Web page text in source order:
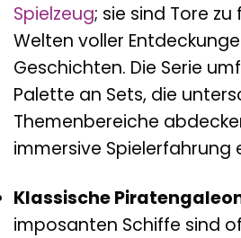
Spielzeug; sie sind Tore
Welten voller
Geschichten. Die Serie
Palette an Sets, die
Themenbereiche
immersive Spielerfahrung
Klassische
imposanten Schiffe sind